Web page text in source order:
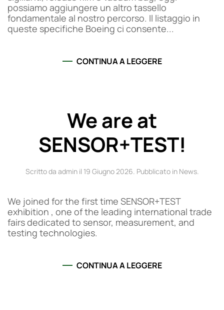
possiamo aggiungere un altro tassello
fondamentale al nostro percorso. Il listaggio in
queste specifiche Boeing ci consente...
CONTINUA A LEGGERE
We are at
SENSOR+TEST!
Scritto da admin il 19 Giugno 2026. Pubblicato in News.
We joined for the first time SENSOR+TEST
exhibition , one of the leading international trade
fairs dedicated to sensor, measurement, and
testing technologies.
CONTINUA A LEGGERE